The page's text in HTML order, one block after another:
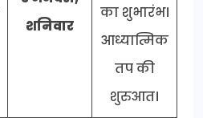
शनिवार
का शुभारंभ।
आध्यात्मिक
तप की
शुरुआत।